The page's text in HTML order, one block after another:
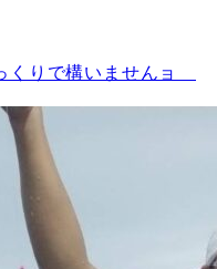
くりで構いませんョ